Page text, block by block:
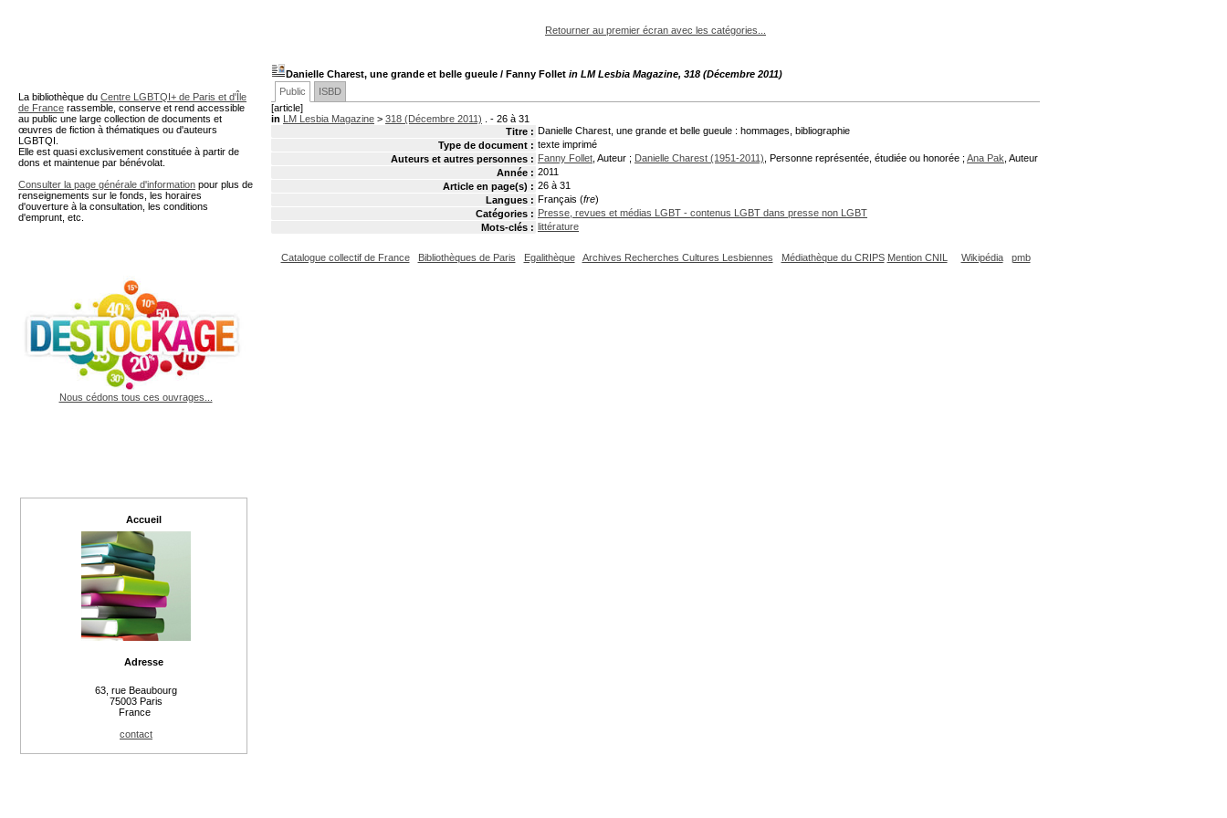
Retourner au premier écran avec les catégories...
Danielle Charest, une grande et belle gueule / Fanny Follet in LM Lesbia Magazine, 318 (Décembre 2011)
Public
ISBD
[article]
in LM Lesbia Magazine > 318 (Décembre 2011) . - 26 à 31
Titre : Danielle Charest, une grande et belle gueule : hommages, bibliographie
Type de document : texte imprimé
Auteurs et autres personnes : Fanny Follet , Auteur ; Danielle Charest (1951-2011) , Personne représentée, étudiée ou honorée ; Ana Pak , Auteur
Année : 2011
Article en page(s) : 26 à 31
Langues : Français (fre)
Catégories : Presse, revues et médias LGBT - contenus LGBT dans presse non LGBT
Mots-clés : littérature
Catalogue collectif de France Bibliothèques de Paris Egalithèque Archives Recherches Cultures Lesbiennes Médiathèque du CRIPS Mention CNIL Wikipédia pmb
La bibliothèque du Centre LGBTQI+ de Paris et d'Île
de France rassemble, conserve et rend accessible
au public une large collection de documents et
œuvres de fiction à thématiques ou d'auteurs
LGBTQI.
Elle est quasi exclusivement constituée à partir de
dons et maintenue par bénévolat.
Consulter la page générale d'information pour plus de
renseignements sur le fonds, les horaires
d'ouverture à la consultation, les conditions
d'emprunt, etc.
Nous cédons tous ces ouvrages...
Accueil
Adresse
63, rue Beaubourg
75003 Paris
France
contact